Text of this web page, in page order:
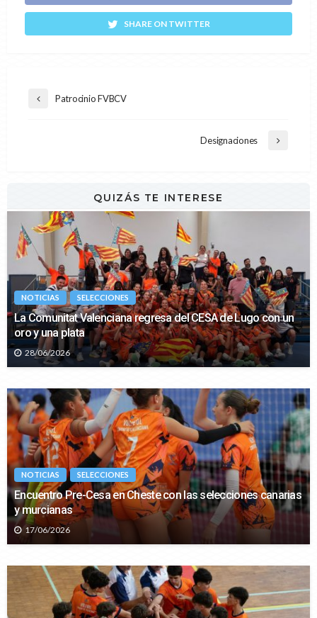
SHARE ON TWITTER
Patrocinio FVBCV
Designaciones
QUIZÁS TE INTERESE
NOTICIAS SELECCIONES
La Comunitat Valenciana regresa del CESA de Lugo con un
oro y una plata
28/06/2026
NOTICIAS SELECCIONES
Encuentro Pre-Cesa en Cheste con las selecciones canarias
y murcianas
17/06/2026